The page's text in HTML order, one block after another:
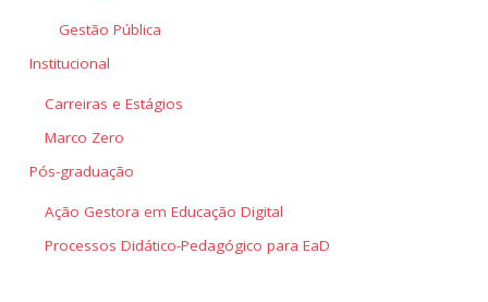
Gestão Pública
Institucional
Carreiras e Estágios
Marco Zero
Pós-graduação
Ação Gestora em Educação Digital
Processos Didático-Pedagógico para EaD